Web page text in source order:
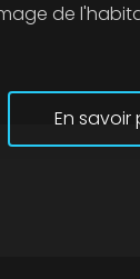
de
En savoir